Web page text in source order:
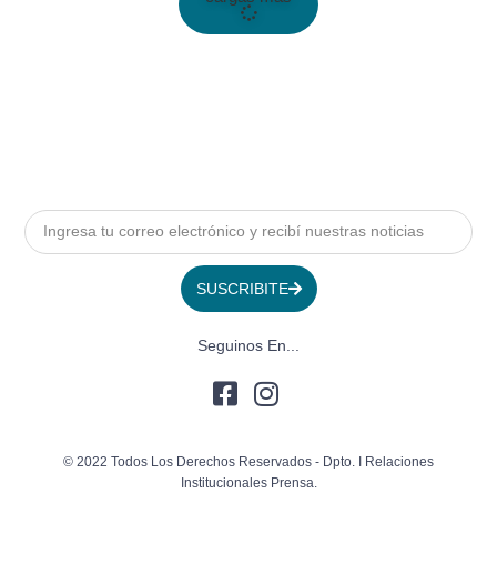
SUSCRIBITE
Seguinos En...
© 2022 Todos Los Derechos Reservados - Dpto. I Relaciones
Institucionales Prensa.